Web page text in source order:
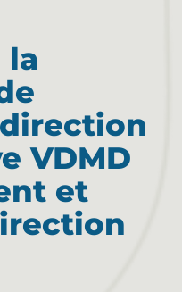
la
VDMD
et